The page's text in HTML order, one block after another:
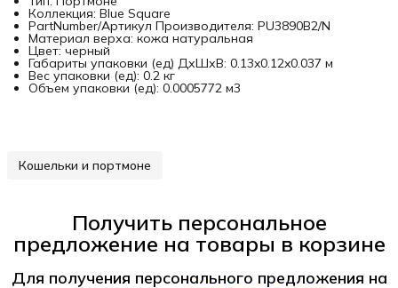
Коллекция: Blue Square
PartNumber/Артикул Производителя: PU3890B2/N
Материал верха: кожа натуральная
Цвет: черный
Габариты упаковки (ед) ДхШхВ: 0.13x0.12x0.037 м
Вес упаковки (ед): 0.2 кг
Объем упаковки (ед): 0.0005772 м3
Кошельки и портмоне
Получить персональное
предложение на товары в корзине
Для получения персонального предложения на